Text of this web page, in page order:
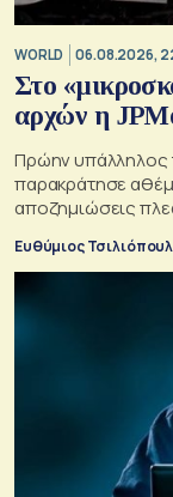
WORLD 06.08.2026,
Στο
αρχών η
Πρώην υπάλληλος
παρακράτησε
αποζημιώσεις
Ευθύμιος